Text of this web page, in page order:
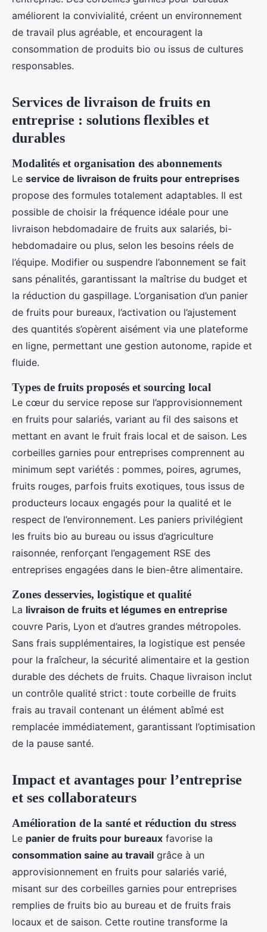
améliorent la convivialité, créent un environnement
de travail plus agréable, et encouragent la
consommation de produits bio ou issus de cultures
responsables.
Services de livraison de fruits en
entreprise : solutions flexibles et
durables
Modalités et organisation des abonnements
Le service de livraison de fruits pour entreprises
propose des formules totalement adaptables. Il est
possible de choisir la fréquence idéale pour une
livraison hebdomadaire de fruits aux salariés, bi-
hebdomadaire ou plus, selon les besoins réels de
l’équipe. Modifier ou suspendre l’abonnement se fait
sans pénalités, garantissant la maîtrise du budget et
la réduction du gaspillage. L’organisation d’un panier
de fruits pour bureaux, l’activation ou l’ajustement
des quantités s’opèrent aisément via une plateforme
en ligne, permettant une gestion autonome, rapide et
fluide.
Types de fruits proposés et sourcing local
Le cœur du service repose sur l’approvisionnement
en fruits pour salariés, variant au fil des saisons et
mettant en avant le fruit frais local et de saison. Les
corbeilles garnies pour entreprises comprennent au
minimum sept variétés : pommes, poires, agrumes,
fruits rouges, parfois fruits exotiques, tous issus de
producteurs locaux engagés pour la qualité et le
respect de l’environnement. Les paniers privilégient
les fruits bio au bureau ou issus d’agriculture
raisonnée, renforçant l’engagement RSE des
entreprises engagées dans le bien-être alimentaire.
Zones desservies, logistique et qualité
La livraison de fruits et légumes en entreprise
couvre Paris, Lyon et d’autres grandes métropoles.
Sans frais supplémentaires, la logistique est pensée
pour la fraîcheur, la sécurité alimentaire et la gestion
durable des déchets de fruits. Chaque livraison inclut
un contrôle qualité strict : toute corbeille de fruits
frais au travail contenant un élément abîmé est
remplacée immédiatement, garantissant l’optimisation
de la pause santé.
Impact et avantages pour l’entreprise
et ses collaborateurs
Amélioration de la santé et réduction du stress
Le panier de fruits pour bureaux favorise la
consommation saine au travail grâce à un
approvisionnement en fruits pour salariés varié,
misant sur des corbeilles garnies pour entreprises
remplies de fruits bio au bureau et de fruits frais
locaux et de saison. Cette routine transforme la